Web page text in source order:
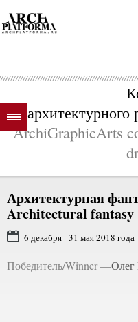
ArchiGraphicArts
Архитектурная
Architectural fantasy
6 декабря - 31 мая 2018 года
Победитель/Winner —